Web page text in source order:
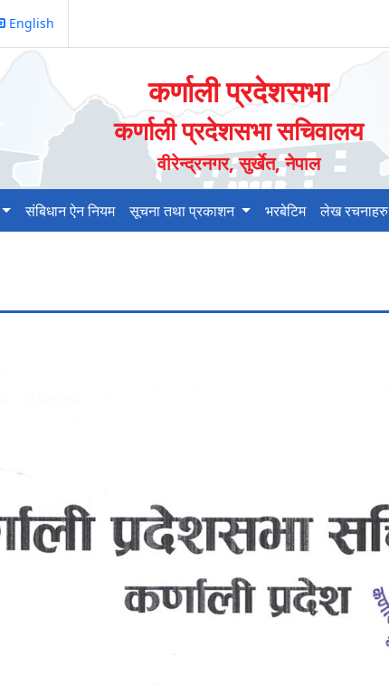
English
कर्णाली प्रदेशसभा
कर्णाली प्रदेशसभा सचिवालय
वीरेन्द्रनगर, सुर्खेत, नेपाल
संबिधान ऐन नियम सूचना तथा प्रकाशन भरबेटिम लेख रचनाहरु